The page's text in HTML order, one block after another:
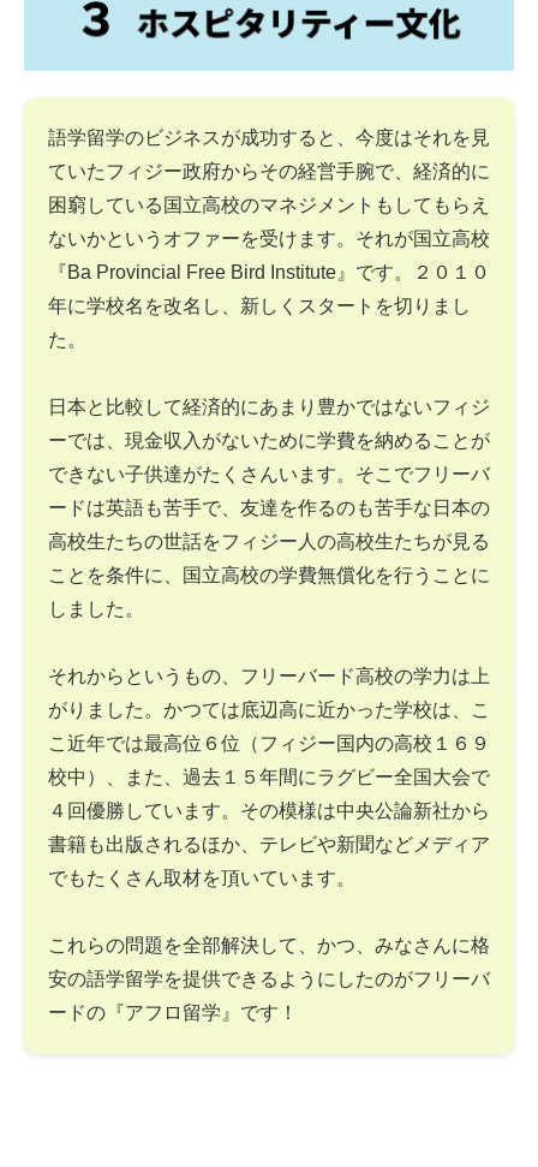
語学留学のビジネスが成功すると、今度はそれを見
ていたフィジー政府からその経営手腕で、経済的に
困窮している国立高校のマネジメントもしてもらえ
ないかというオファーを受けます。それが国立高校
『Ba Provincial Free Bird Institute』です。２０１０
年に学校名を改名し、新しくスタートを切りまし
た。
日本と比較して経済的にあまり豊かではないフィジ
ーでは、現金収入がないために学費を納めることが
できない子供達がたくさんいます。そこでフリーバ
ードは英語も苦手で、友達を作るのも苦手な日本の
高校生たちの世話をフィジー人の高校生たちが見る
ことを条件に、国立高校の学費無償化を行うことに
しました。
それからというもの、フリーバード高校の学力は上
がりました。かつては底辺高に近かった学校は、こ
こ近年では最高位６位（フィジー国内の高校１６９
校中）、また、過去１５年間にラグビー全国大会で
４回優勝しています。その模様は中央公論新社から
書籍も出版されるほか、テレビや新聞などメディア
でもたくさん取材を頂いています。
これらの問題を全部解決して、かつ、みなさんに格
安の語学留学を提供できるようにしたのがフリーバ
ードの『アフロ留学』です！